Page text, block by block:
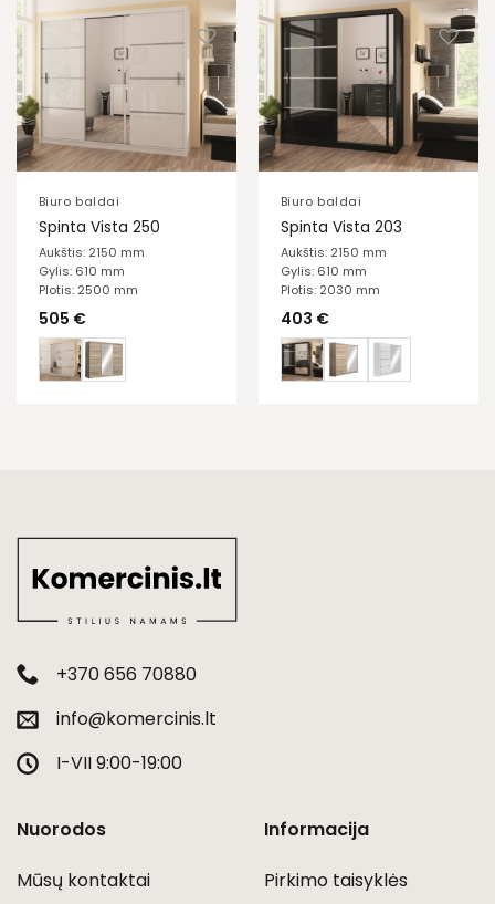
Biuro baldai
Spinta Vista 250
Aukštis: 2150 mm
Gylis: 610 mm
Plotis: 2500 mm
505 €
Biuro baldai
Spinta Vista 203
Aukštis: 2150 mm
Gylis: 610 mm
Plotis: 2030 mm
403 €
+370 656 70880
info@komercinis.lt
I-VII 9:00-19:00
Nuorodos
Mūsų kontaktai
Informacija
Pirkimo taisyklės